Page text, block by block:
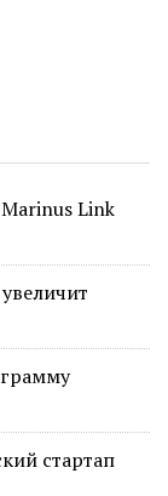
Link
стартап